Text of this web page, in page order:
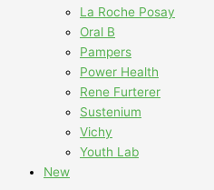
La Roche Posay
Oral B
Pampers
Power Health
Rene Furterer
Sustenium
Vichy
Youth Lab
New